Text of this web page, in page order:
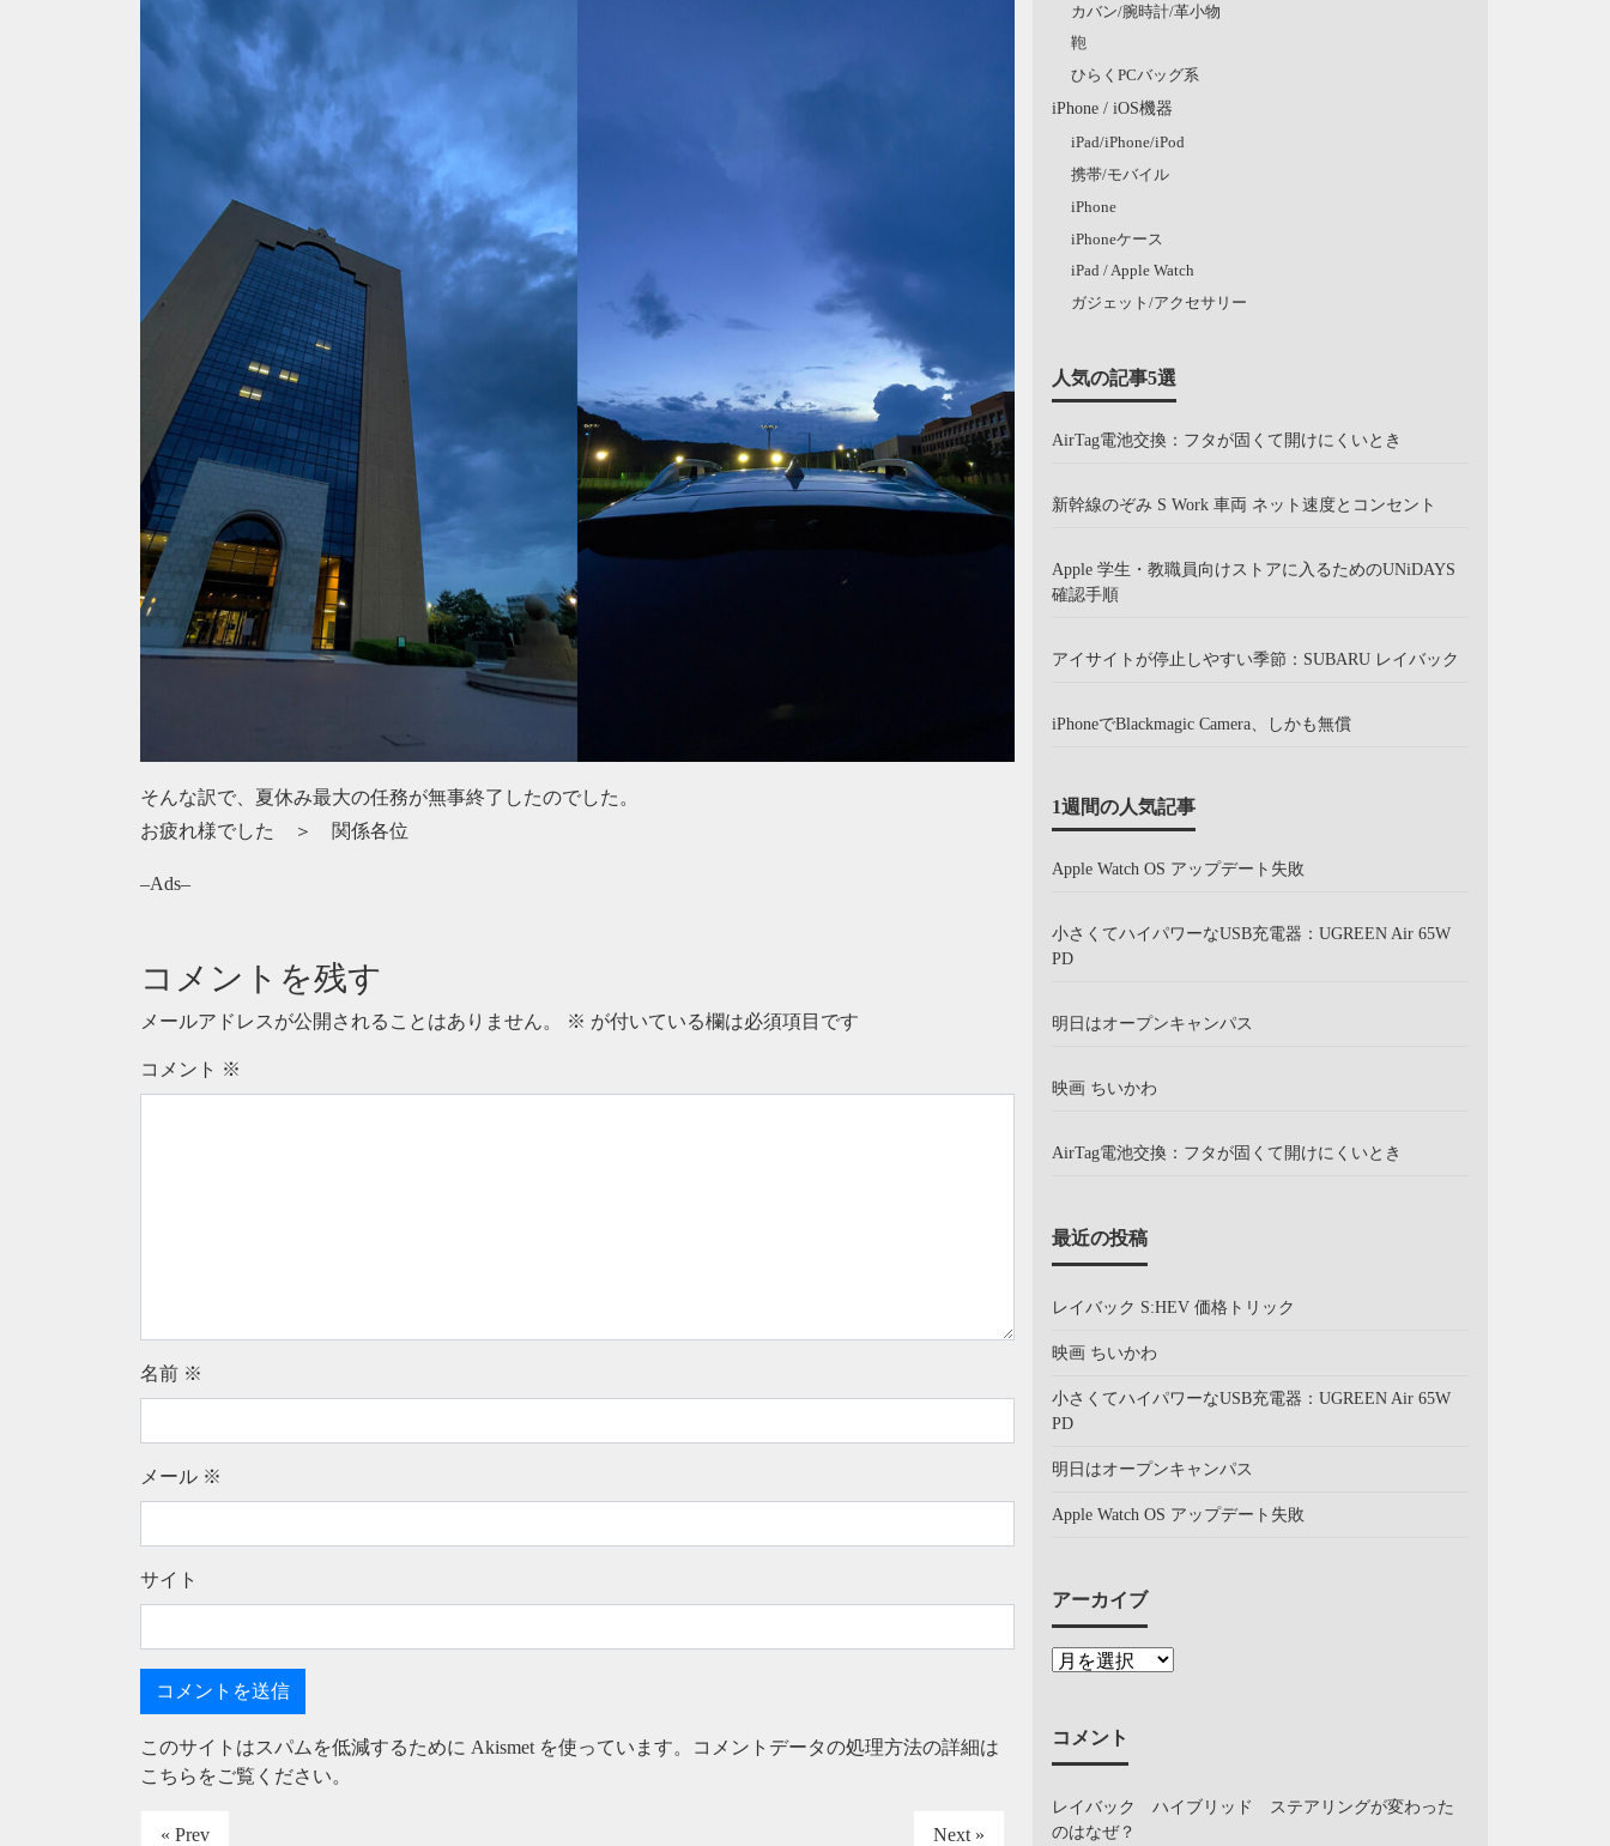
そんな訳で、夏休み最大の任務が無事終了したのでした。
お疲れ様でした ＞ 関係各位
–Ads–
コメントを残す
メールアドレスが公開されることはありません。 ※ が付いている欄は必須項目です
コメント ※
名前 ※
メール ※
サイト
このサイトはスパムを低減するために Akismet を使っています。
コメントデータの処理方法の詳細は
こちらをご覧ください。
« Prev Next »
カバン/腕時計/革小物
鞄
ひらくPCバッグ系
iPhone / iOS機器
iPad/iPhone/iPod
携帯/モバイル
iPhone
iPhoneケース
iPad / Apple Watch
ガジェット/アクセサリー
人気の記事5選
AirTag電池交換：フタが固くて開けにくいとき
新幹線のぞみ S Work 車両 ネット速度とコンセント
Apple 学生・教職員向けストアに入るためのUNiDAYS
確認手順
アイサイトが停止しやすい季節：SUBARU レイバック
iPhoneでBlackmagic Camera、しかも無償
1週間の人気記事
Apple Watch OS アップデート失敗
小さくてハイパワーなUSB充電器：UGREEN Air 65W
PD
明日はオープンキャンパス
映画 ちいかわ
AirTag電池交換：フタが固くて開けにくいとき
最近の投稿
レイバック S:HEV 価格トリック
映画 ちいかわ
小さくてハイパワーなUSB充電器：UGREEN Air 65W
PD
明日はオープンキャンパス
Apple Watch OS アップデート失敗
アーカイブ
コメント
レイバック ハイブリッド ステアリングが変わった
のはなぜ？